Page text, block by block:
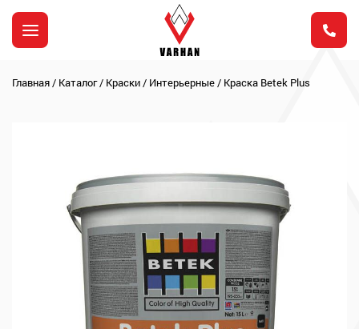
Главная/ Каталог/ Краски/ Интерьерные/ Краска Betek Plus